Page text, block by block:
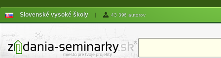
Slovenské vysoké školy | 43 396 autorov